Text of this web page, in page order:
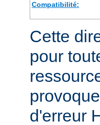
Compatibilité:
Cette
pour
d'erreur